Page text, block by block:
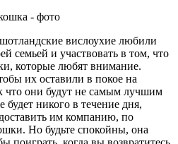
вислоухие любили
семьей и участвовать в том, что
которые любят внимание.
их оставили в покое на
что они будут не самым лучшим
никого в течение дня,
им компанию, по
Но будьте спокойны, она